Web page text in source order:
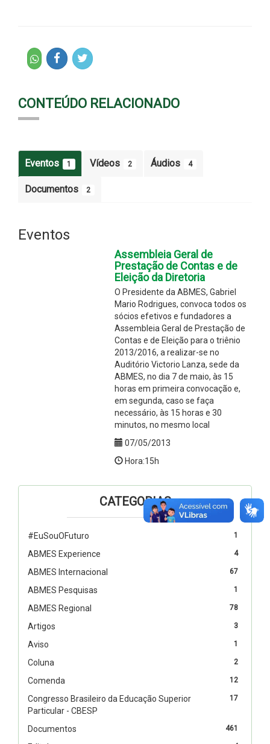
CONTEÚDO RELACIONADO
Eventos 1 Vídeos 2 Áudios 4
Documentos 2
Eventos
Assembleia Geral de
Prestação de Contas e de
Eleição da Diretoria
O Presidente da ABMES, Gabriel
Mario Rodrigues, convoca todos os
sócios efetivos e fundadores a
Assembleia Geral de Prestação de
Contas e de Eleição para o triênio
2013/2016, a realizar-se no
Auditório Victorio Lanza, sede da
ABMES, no dia 7 de maio, às 15
horas em primeira convocação e,
em segunda, caso se faça
necessário, às 15 horas e 30
minutos, no mesmo local
07/05/2013
Hora:15h
CATEGORIAS
1
#EuSouOFuturo
4
ABMES Experience
67
ABMES Internacional
1
ABMES Pesquisas
78
ABMES Regional
3
Artigos
1
Aviso
2
Coluna
12
Comenda
17
Congresso Brasileiro da Educação Superior
Particular - CBESP
461
Documentos